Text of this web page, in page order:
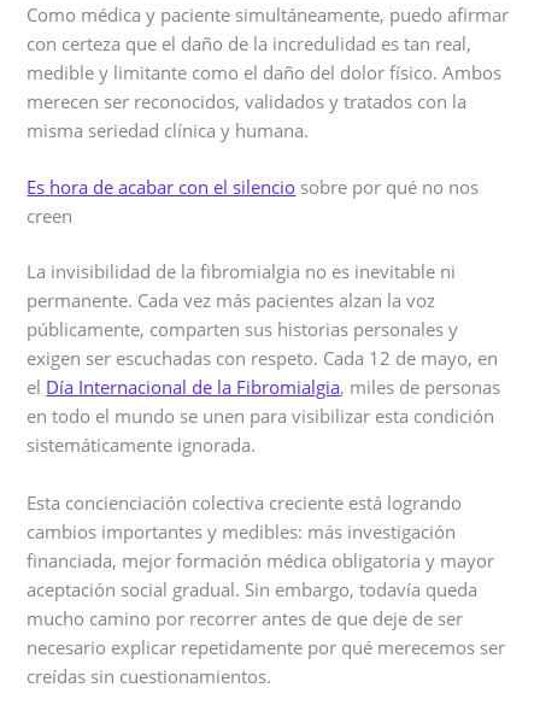
Como médica y paciente simultáneamente, puedo afirmar
con certeza que el daño de la incredulidad es tan real,
medible y limitante como el daño del dolor físico. Ambos
merecen ser reconocidos, validados y tratados con la
misma seriedad clínica y humana.
Es hora de acabar con el silencio sobre por qué no nos
creen
La invisibilidad de la fibromialgia no es inevitable ni
permanente. Cada vez más pacientes alzan la voz
públicamente, comparten sus historias personales y
exigen ser escuchadas con respeto. Cada 12 de mayo, en
el Día Internacional de la Fibromialgia, miles de personas
en todo el mundo se unen para visibilizar esta condición
sistemáticamente ignorada.
Esta concienciación colectiva creciente está logrando
cambios importantes y medibles: más investigación
financiada, mejor formación médica obligatoria y mayor
aceptación social gradual. Sin embargo, todavía queda
mucho camino por recorrer antes de que deje de ser
necesario explicar repetidamente por qué merecemos ser
creídas sin cuestionamientos.